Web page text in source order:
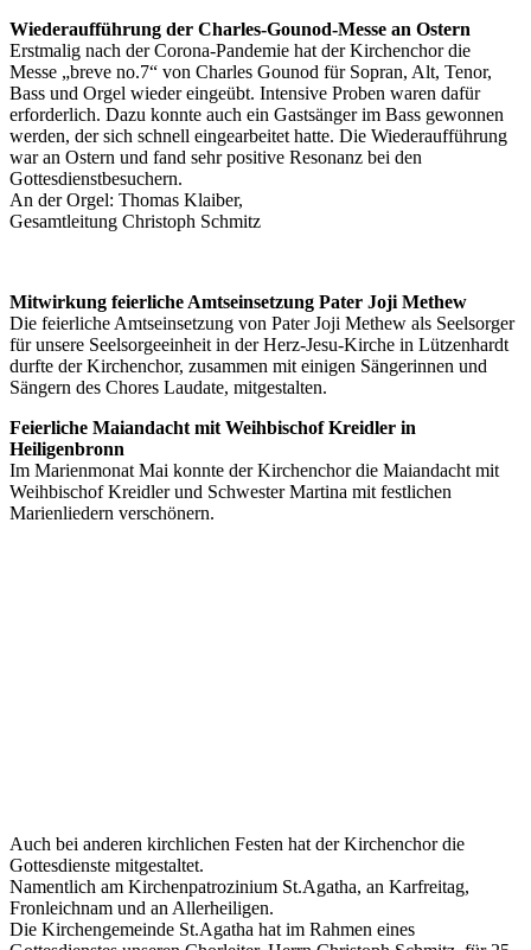
Wiederaufführung der Charles-Gounod-Messe an Ostern
Erstmalig nach der Corona-Pandemie hat der Kirchenchor die
Messe „breve no.7“ von Charles Gounod für Sopran, Alt, Tenor,
Bass und Orgel wieder eingeübt. Intensive Proben waren dafür
erforderlich. Dazu konnte auch ein Gastsänger im Bass gewonnen
werden, der sich schnell eingearbeitet hatte. Die Wiederaufführung
war an Ostern und fand sehr positive Resonanz bei den
Gottesdienstbesuchern.
An der Orgel: Thomas Klaiber,
Gesamtleitung Christoph Schmitz
Mitwirkung feierliche Amtseinsetzung Pater Joji Methew
Die feierliche Amtseinsetzung von Pater Joji Methew als Seelsorger
für unsere Seelsorgeeinheit in der Herz-Jesu-Kirche in Lützenhardt
durfte der Kirchenchor, zusammen mit einigen Sängerinnen und
Sängern des Chores Laudate, mitgestalten.
Feierliche Maiandacht mit Weihbischof Kreidler in
Heiligenbronn
Im Marienmonat Mai konnte der Kirchenchor die Maiandacht mit
Weihbischof Kreidler und Schwester Martina mit festlichen
Marienliedern verschönern.
Auch bei anderen kirchlichen Festen hat der Kirchenchor die
Gottesdienste mitgestaltet.
Namentlich am Kirchenpatrozinium St.Agatha, an Karfreitag,
Fronleichnam und an Allerheiligen.
Die Kirchengemeinde St.Agatha hat im Rahmen eines